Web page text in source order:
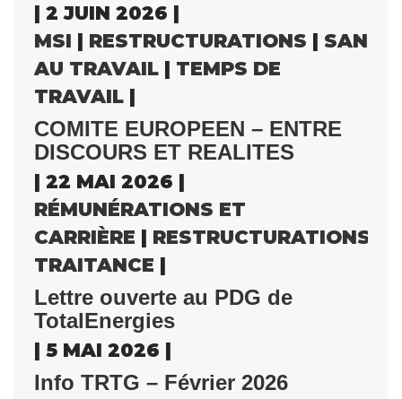
| 2 JUIN 2026 |
MSI | RESTRUCTURATIONS | SANTÉ
AU TRAVAIL | TEMPS DE
TRAVAIL |
COMITE EUROPEEN – ENTRE
DISCOURS ET REALITES
| 22 MAI 2026 |
RÉMUNÉRATIONS ET
CARRIÈRE | RESTRUCTURATIONS
TRAITANCE |
Lettre ouverte au PDG de
TotalEnergies
| 5 MAI 2026 |
Info TRTG – Février 2026